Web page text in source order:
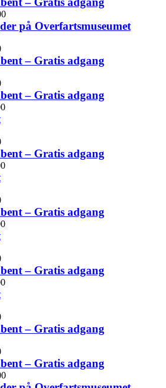
på Overfartsmuseumet
– Gratis adgang
– Gratis adgang
– Gratis adgang
– Gratis adgang
– Gratis adgang
– Gratis adgang
– Gratis adgang